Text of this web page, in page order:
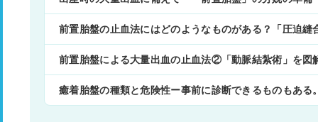
前置胎盤の止血法にはどのようなものがある？「圧迫縫
前置胎盤による大量出血の止血法②「動脈結紮術」を図
癒着胎盤の種類と危険性ー事前に診断できるものもある